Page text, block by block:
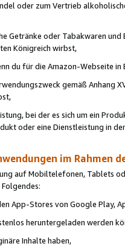
oder zum Vertrieb
Getränke oder Tabakwaren
Königreich wirbst,
du für die Amazon-Webseite in
gemäß Anhang
bei der es sich um ein
oder eine Dienstleistung in
im Rahmen
auf Mobiltelefonen, Tablets
App-Stores von Google Play,
heruntergeladen werden
Inhalte haben,